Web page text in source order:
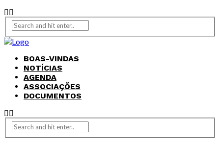
BOAS-VINDAS
NOTÍCIAS
AGENDA
ASSOCIAÇÕES
DOCUMENTOS